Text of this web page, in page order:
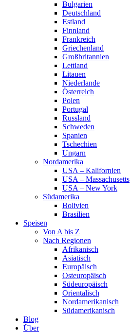
Bulgarien
Deutschland
Estland
Finnland
Frankreich
Griechenland
Großbritannien
Lettland
Litauen
Niederlande
Österreich
Polen
Portugal
Russland
Schweden
Spanien
Tschechien
Ungarn
Nordamerika
USA – Kalifornien
USA – Massachusetts
USA – New York
Südamerika
Bolivien
Brasilien
Speisen
Von A bis Z
Nach Regionen
Afrikanisch
Asiatisch
Europäisch
Osteuropäisch
Südeuropäisch
Orientalisch
Nordamerikanisch
Südamerikanisch
Blog
Über